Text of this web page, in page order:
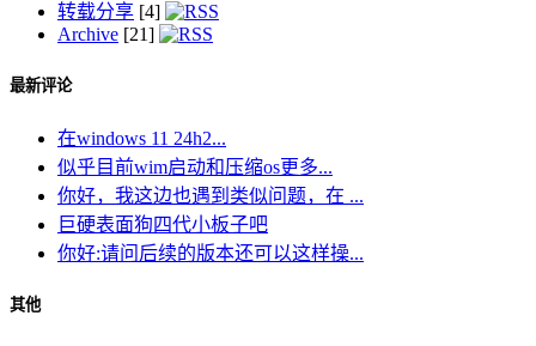
转载分享 [4]
Archive [21]
最新评论
在windows 11 24h2...
似乎目前wim启动和压缩os更多...
你好，我这边也遇到类似问题，在 ...
巨硬表面狗四代小板子吧
你好:请问后续的版本还可以这样操...
其他